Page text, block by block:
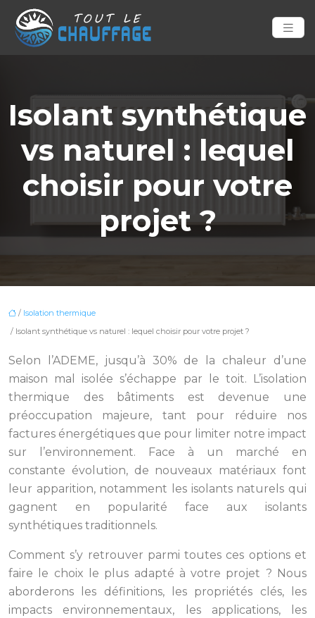
Isolant synthétique
vs naturel : lequel
choisir pour votre
projet ?
/ Isolation thermique
/ Isolant synthétique vs naturel : lequel choisir pour votre projet ?
Selon l’ADEME, jusqu’à 30% de la chaleur d’une
maison mal isolée s’échappe par le toit. L’isolation
thermique des bâtiments est devenue une
préoccupation majeure, tant pour réduire nos
factures énergétiques que pour limiter notre impact
sur l’environnement. Face à un marché en
constante évolution, de nouveaux matériaux font
leur apparition, notamment les isolants naturels qui
gagnent en popularité face aux isolants
synthétiques traditionnels.
Comment s’y retrouver parmi toutes ces options et
faire le choix le plus adapté à votre projet ? Nous
aborderons les définitions, les propriétés clés, les
impacts environnementaux, les applications, les